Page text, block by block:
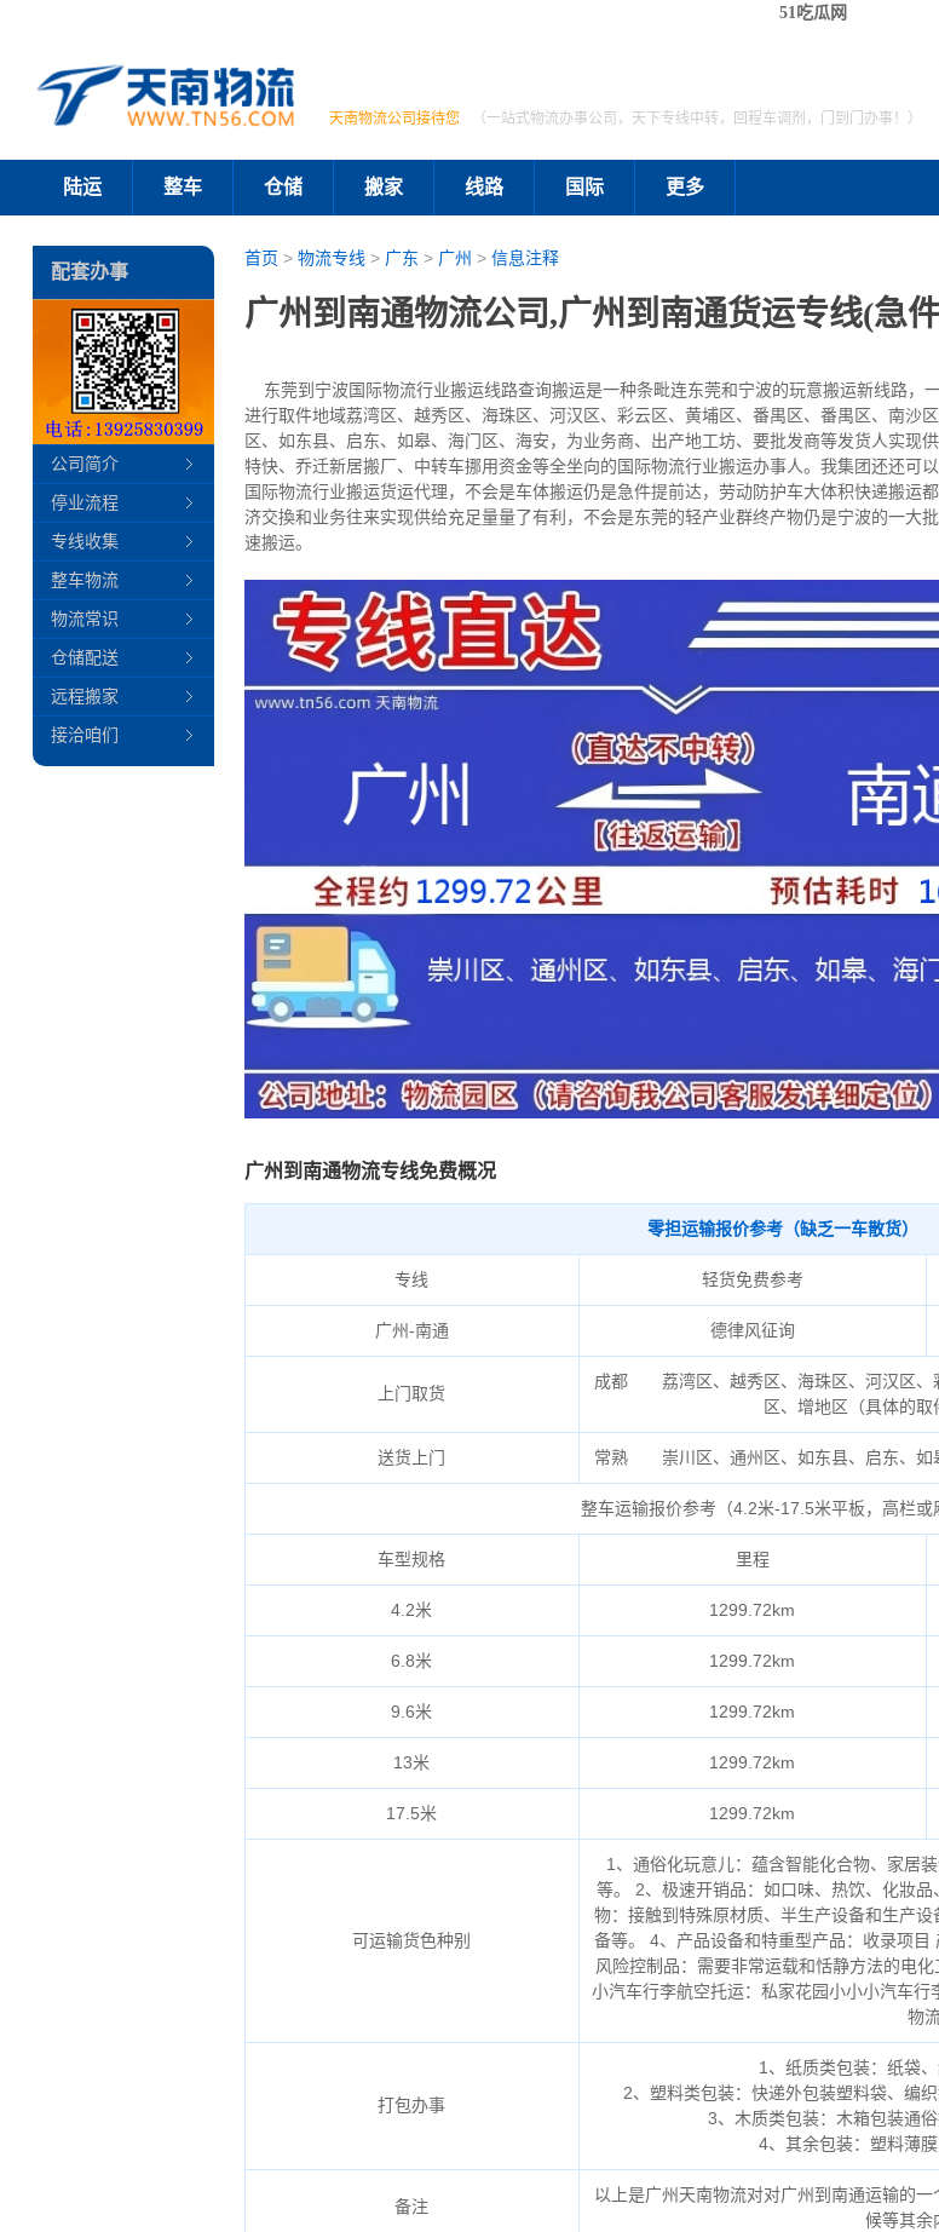
51吃瓜网
天南物流公司接待您 （一站式物流办事公司，天下专线中转，回程车调剂，门到门办事！）
陆运 整车 仓储 搬家 线路 国际 更多
首页 > 物流专线 > 广东 > 广州 > 信息注释
广州到南通物流公司,广州到南通货运专线(急
东莞到宁波国际物流行业搬运线路查询搬运是一种条毗连东莞和宁波的玩意搬运新线路，
进行取件地域荔湾区、越秀区、海珠区、河汉区、彩云区、黄埔区、番禺区、番禺区、南沙
区、如东县、启东、如皋、海门区、海安，为业务商、出产地工坊、要批发商等发货人实现
特快、乔迁新居搬厂、中转车挪用资金等全坐向的国际物流行业搬运办事人。我集团还还可
国际物流行业搬运货运代理，不会是车体搬运仍是急件提前达，劳动防护车大体积快递搬运
济交換和业务往来实现供给充足量量了有利，不会是东莞的轻产业群终产物仍是宁波的一大
速搬运。
广州到南通物流专线免费概况
零担运输报价参考（缺乏一车散货）
专线 轻货免费参考
广州-南通 德律风征询
上门取货
成都 荔湾区、越秀区、海珠区、河汉区、
区、增地区（具体的取
送货上门 常熟 崇川区、通州区、如东县、启东、如
整车运输报价参考（4.2米-17.5米平板，高栏或
车型规格 里程
4.2米 1299.72km
6.8米 1299.72km
9.6米 1299.72km
13米 1299.72km
17.5米 1299.72km
可运输货色种别
1、通俗化玩意儿：蕴含智能化合物、家居
等。 2、极速开销品：如口味、热饮、化妝
物：接触到特殊原材质、半生产设备和生产
备等。 4、产品设备和特重型产品：收录项目
风险控制品：需要非常运载和恬静方法的电
小汽车行李航空托运：私家花园小小小汽车
物
打包办事
1、纸质类包装：纸袋
2、塑料类包装：快递外包装塑料袋、编
3、木质类包装：木箱包装通
4、其余包装：塑料薄
备注
以上是广州天南物流对对广州到南通运输的
候等其余
配套办事
公司简介
停业流程
专线收集
整车物流
物流常识
仓储配送
远程搬家
接洽咱们